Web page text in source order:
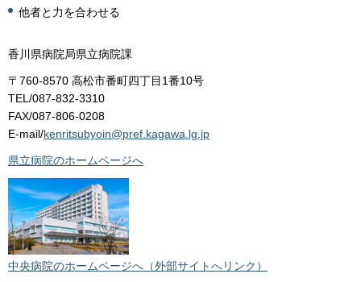
他者と力を合わせる
香川県病院局県立病院課
〒760-8570 高松市番町四丁目1番10号
TEL/087-832-3310
FAX/087-806-0208
E-mail/kenritsubyoin@pref.kagawa.lg.jp
県立病院のホームページへ
中央病院のホームページへ（外部サイトへリンク）